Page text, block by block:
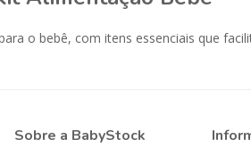
o bebê, com itens essenciais que
Sobre a BabyStock